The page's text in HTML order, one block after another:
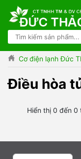
Cơ điện lạnh Đức
Điều hòa
Hiển thị 0 đến 0